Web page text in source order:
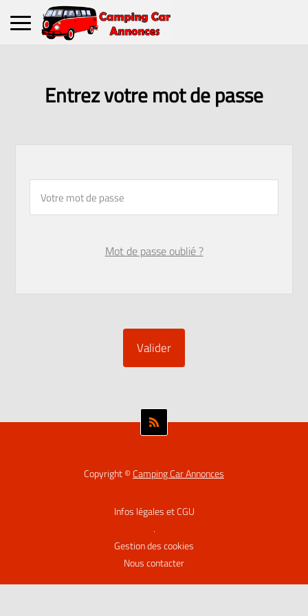
Entrez votre mot de passe
Mot de passe oublié ?
Copyright ©Camping Car Annonces
Infos légales et CGU
.
Gestion des cookies
Nous contacter